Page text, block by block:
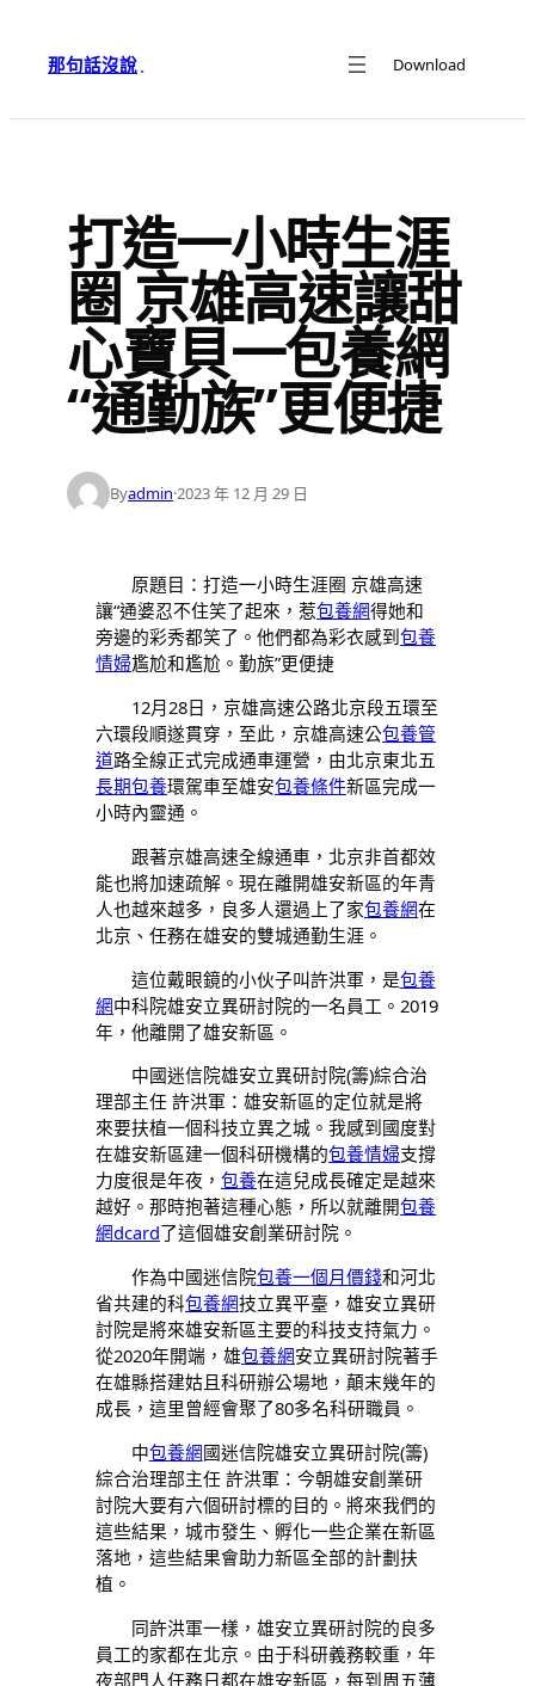
內
那句話沒說· Download
打造一小時生涯
圈 京雄高速讓甜
心寶貝一包養網
“通勤族”更便捷
Byadmin·2023 年 12 月 29 日
原題目：打造一小時生涯圈 京雄高速
讓“通婆忍不住笑了起來，惹包養網得她和
旁邊的彩秀都笑了。他們都為彩衣感到包養
情婦尷尬和尷尬。勤族”更便捷
12月28日，京雄高速公路北京段五環至
六環段順遂貫穿，至此，京雄高速公包養管
道路全線正式完成通車運營，由北京東北五
長期包養環駕車至雄安包養條件新區完成一
小時內靈通。
跟著京雄高速全線通車，北京非首都效
能也將加速疏解。現在離開雄安新區的年青
人也越來越多，良多人還過上了家包養網在
北京、任務在雄安的雙城通勤生涯。
這位戴眼鏡的小伙子叫許洪軍，是包養
網中科院雄安立異研討院的一名員工。2019
年，他離開了雄安新區。
中國迷信院雄安立異研討院(籌)綜合治
理部主任 許洪軍：雄安新區的定位就是將
來要扶植一個科技立異之城。我感到國度對
在雄安新區建一個科研機構的包養情婦支撐
力度很是年夜， 包養在這兒成長確定是越來
越好。那時抱著這種心態，所以就離開包養
網dcard了這個雄安創業研討院。
作為中國迷信院包養一個月價錢和河北
省共建的科包養網技立異平臺，雄安立異研
討院是將來雄安新區主要的科技支持氣力。
從2020年開端，雄包養網安立異研討院著手
在雄縣搭建姑且科研辦公場地，顛末幾年的
成長，這里曾經會聚了80多名科研職員。
中包養網國迷信院雄安立異研討院(籌)
綜合治理部主任 許洪軍：今朝雄安創業研
討院大要有六個研討標的目的。將來我們的
這些結果，城市發生、孵化一些企業在新區
落地，這些結果會助力新區全部的計劃扶
植。
同許洪軍一樣，雄安立異研討院的良多
員工的家都在北京。由于科研義務較重，年
夜部門人任務日都在雄安新區，每到周五薄